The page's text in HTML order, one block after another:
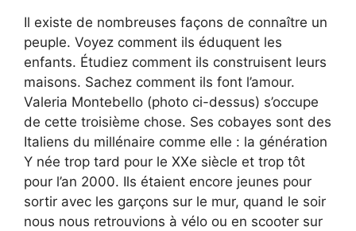
Il existe de nombreuses façons de connaître un
peuple. Voyez comment ils éduquent les
enfants. Étudiez comment ils construisent leurs
maisons. Sachez comment ils font l’amour.
Valeria Montebello (photo ci-dessus) s’occupe
de cette troisième chose. Ses cobayes sont des
Italiens du millénaire comme elle : la génération
Y née trop tard pour le XXe siècle et trop tôt
pour l’an 2000. Ils étaient encore jeunes pour
sortir avec les garçons sur le mur, quand le soir
nous nous retrouvions à vélo ou en scooter sur